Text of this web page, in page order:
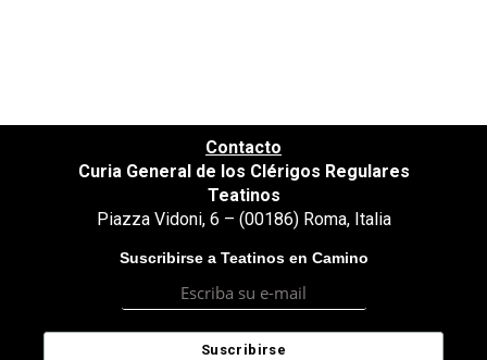
Contacto
Curia General de los Clérigos Regulares
Teatinos
Piazza Vidoni, 6 – (00186) Roma, Italia
Suscribirse a Teatinos en Camino